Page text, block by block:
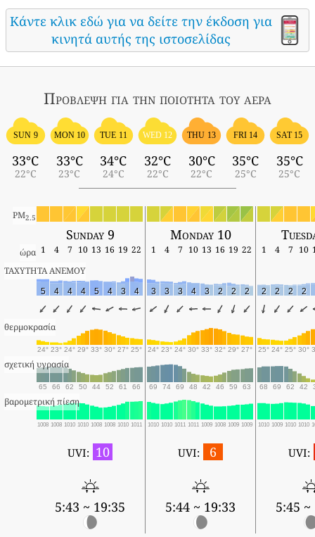
Κάντε κλικ εδώ για να δείτε την έκδοση για
κινητά αυτής της ιστοσελίδας
Πρόβλεψη για την ποιότητα του αέρα
SUN 9
33°C
22°C
MON 10
33°C
23°C
TUE 11
34°C
24°C
WED 12
32°C
22°C
THU 13
30°C
22°C
FRI 14
35°C
25°C
SAT 15
35°C
25°C
PM2.5
Sunday 9 Monday 10
ώρα 1 4 7 10 13 16 19 22 1 4 7 10 13 16 19 22 1 4 7 10
ΤΑΧΥΤΗΤΑ ΑΝΕΜΟΥ
5 4 4 4 5 4 3 4 3 3 3 4 3 2 2 2 2 2 2 2
θερμοκρασία
24° 23° 24° 29° 33° 30° 27° 25° 24° 23° 24° 30° 33° 32° 29° 27° 25° 24° 25° 30°
σχετική υγρασία
65 66 62 50 44 52 61 66 69 74 69 48 42 46 59 63 68 69 62 42
βαρομετρική πίεση
1008 1008 1010 1010 1008 1008 1010 1011 1010 1010 1011 1011 1009 1008 1009 1009 1010 1009 1010 1010
UVI: 10
5:43 ~ 19:35
UVI: 6
5:44 ~ 19:33
UVI:
5:45 ~